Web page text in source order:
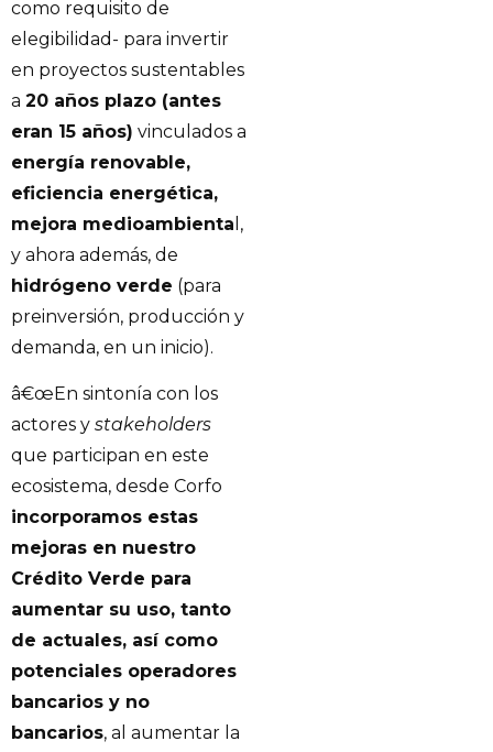
como requisito de
elegibilidad- para invertir
en proyectos sustentables
a 20 años plazo (antes
eran 15 años) vinculados a
energía renovable,
eficiencia energética,
mejora medioambienta l,
y ahora además, de
hidrógeno verde (para
preinversión, producción y
demanda, en un inicio).
â€œEn sintonía con los
actores y stakeholders
que participan en este
ecosistema, desde Corfo
incorporamos estas
mejoras en nuestro
Crédito Verde para
aumentar su uso, tanto
de actuales, así como
potenciales operadores
bancarios y no
bancarios, al aumentar la